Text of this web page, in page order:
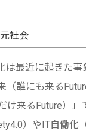
社会
最近に起きた事
（誰にも来る
け来るFuture）」
）やIT自働化